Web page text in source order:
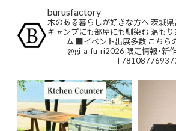
burusfactory
木のある暮らしが好きな方へ茨城県
キャンプにも部屋にも馴染む 温も
ム ■イベント出展多数こちら
@gi_a_fu_ri2026 限定情報・新